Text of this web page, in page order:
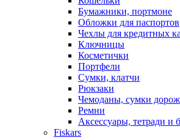
Бумажники, портмоне
Обложки для паспортов
Чехлы для кредитных
Ключницы
Косметички
Портфели
Сумки, клатчи
Рюкзаки
Чемоданы, сумки
Ремни
Аксессуары, тетради и
Fiskars